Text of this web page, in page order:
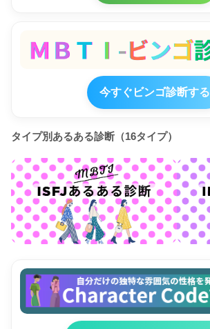
今すぐビンゴ診断する
タイプ別あるある診断（16タイプ）